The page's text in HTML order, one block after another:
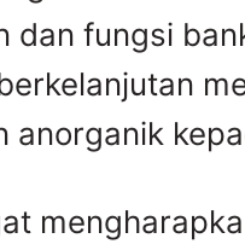
dan fungsi
anorganik